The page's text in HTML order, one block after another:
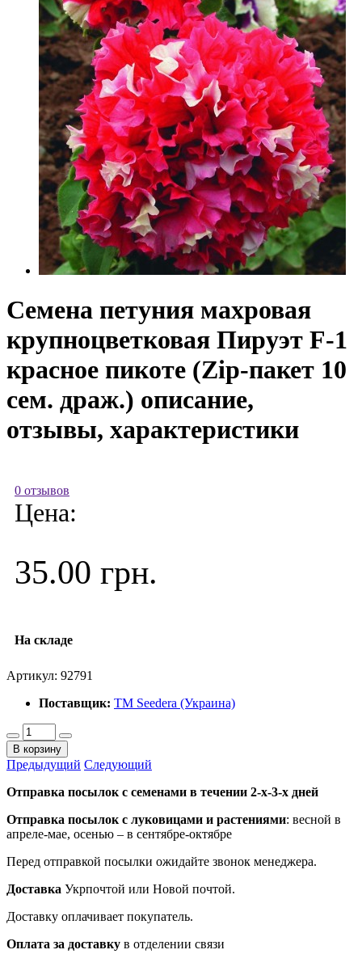
Семена петуния махровая
крупноцветковая Пируэт F-1
красное пикоте (Zip-пакет 10
сем. драж.) описание,
отзывы, характеристики
0 отзывов
Цена:
35.00 грн.
На складе
Артикул: 92791
Поставщик: ТМ Seedera (Украина)
В корзину
Предыдущий Следующий
Отправка посылок с семенами в течении 2-х-3-х дней
Отправка посылок с луковицами и растениями: весной в
апреле-мае, осенью – в сентябре-октябре
Перед отправкой посылки ожидайте звонок менеджера.
Доставка Укрпочтой или Новой почтой.
Доставку оплачивает покупатель.
Оплата за доставку в отделении связи